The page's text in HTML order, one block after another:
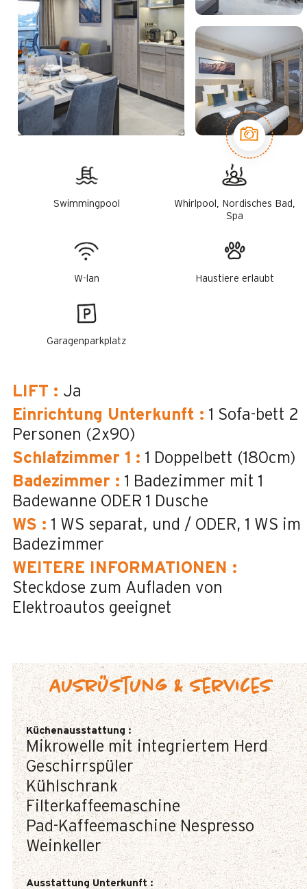
Swimmingpool
Whirlpool, Nordisches Bad,
Spa
W-lan Haustiere erlaubt
Garagenparkplatz
LIFT : Ja
Einrichtung Unterkunft : 1 Sofa-bett 2
Personen (2x90)
Schlafzimmer 1 : 1 Doppelbett (180cm)
Badezimmer : 1 Badezimmer mit 1
Badewanne ODER 1 Dusche
WS : 1 WS separat und / ODER 1 WS im
Badezimmer
WEITERE INFORMATIONEN :
Steckdose zum Aufladen von
Elektroautos geeignet
Ausrüstung & Services
Küchenausstattung :
Mikrowelle mit integriertem Herd
Geschirrspüler
Kühlschrank
Filterkaffeemaschine
Pad-Kaffeemaschine Nespresso
Weinkeller
Ausstattung Unterkunft: